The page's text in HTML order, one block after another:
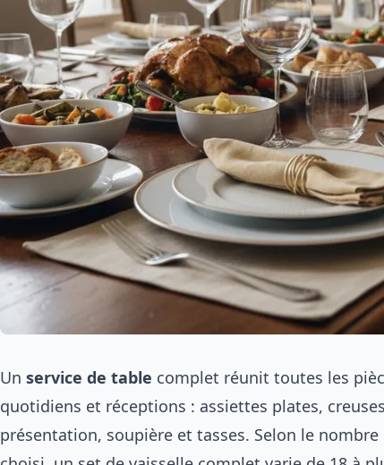
Un service de table complet réunit toutes les
quotidiens et réceptions : assiettes plates,
présentation, soupière et tasses. Selon le